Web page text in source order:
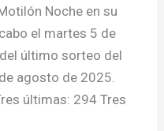
Noche en su
el martes 5 de
último sorteo del
agosto de 2025.
últimas: 294 Tres